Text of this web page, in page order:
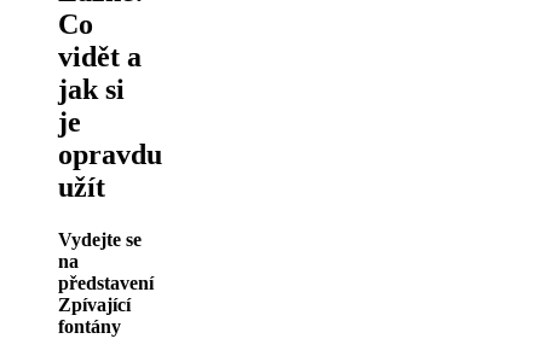
Co
vidět a
jak si
je
opravdu
užít
Vydejte se
na
představení
Zpívající
fontány